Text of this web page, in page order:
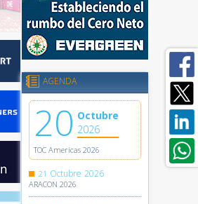
AGENDA
20 Octubre
2026
TOC Americas 2026
21 Octubre 2026
ARACON 2026